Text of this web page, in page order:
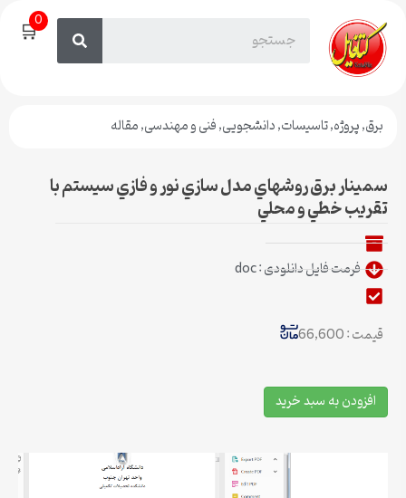
🛒0
برق,پروژه,تاسیسات,دانشجویی,فنی و مهندسی,مقاله
سمینار برق روشهاي مدل سازي نور و فازي سيستم با
تقريب خطي و محلي
فرمت فایل دانلودی : doc
قیمت : 66,600
افزودن به سبد خرید